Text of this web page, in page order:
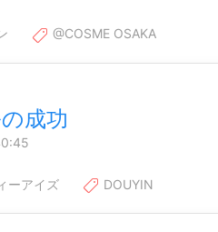
@COSME OSAKA
成功
ーアイズ DOUYIN